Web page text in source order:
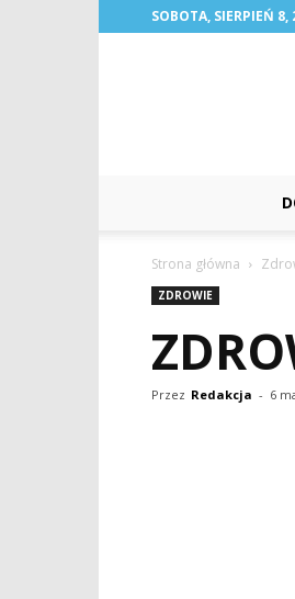
SOBOTA, SIERPIEŃ 8,
Strona główna
ZDROWIE
Przez Redakcja - 6